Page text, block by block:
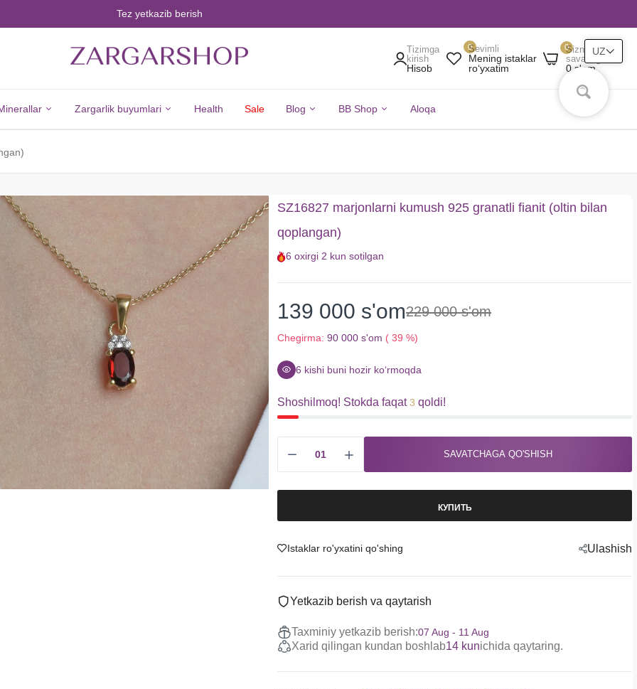
Tez yetkazib berish
Tizimga
kirish
Hisob
0Sevimli
Mening istaklar
roʻyxatim
0Sizning
savatingiz
0 s'om
Barcha
Minerallar
Olmos
Sitrin
Granat
Ametist
Boshqalar
Zargarlik buyumlari
Barcha
Buyumlari
Yangi
Tovarlar
Uzuklar
Ziraklar
Chanes
Kulonlar
Marjonlarni
Sotish
Health Sale Blog BB Shop Aloqa
SZ16827 marjonlarni kumush 925 granatli fianit (oltin bilan
qoplangan)
6 oxirgi 2 kun sotilgan
139 000 s'om229 000 s'om
Chegirma: 90 000 s'om ( 39 %)
6 kishi buni hozir koʻrmoqda
Shoshilmoq! Stokda faqat3 qoldi!
SAVATCHAGA QO'SHISH
КУПИТЬ
Istaklar ro'yxatini qo'shing Ulashish
Yetkazib berish va qaytarish
Taxminiy yetkazib berish:07 Aug - 11 Aug
Xarid qilingan kundan boshlab14 kunichida qaytaring.
UZ